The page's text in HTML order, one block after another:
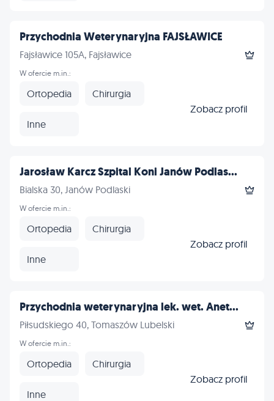
Przychodnia Weterynaryjna FAJSŁAWICE
Fajsławice 105A, Fajsławice
W ofercie m.in.:
Ortopedia Chirurgia
Inne
Zobacz profil
Jarosław Karcz Szpital Koni Janów Podlas...
Bialska 30, Janów Podlaski
W ofercie m.in.:
Ortopedia Chirurgia
Inne
Zobacz profil
Przychodnia weterynaryjna lek. wet. Anet...
Piłsudskiego 40, Tomaszów Lubelski
W ofercie m.in.:
Ortopedia Chirurgia
Inne
Zobacz profil